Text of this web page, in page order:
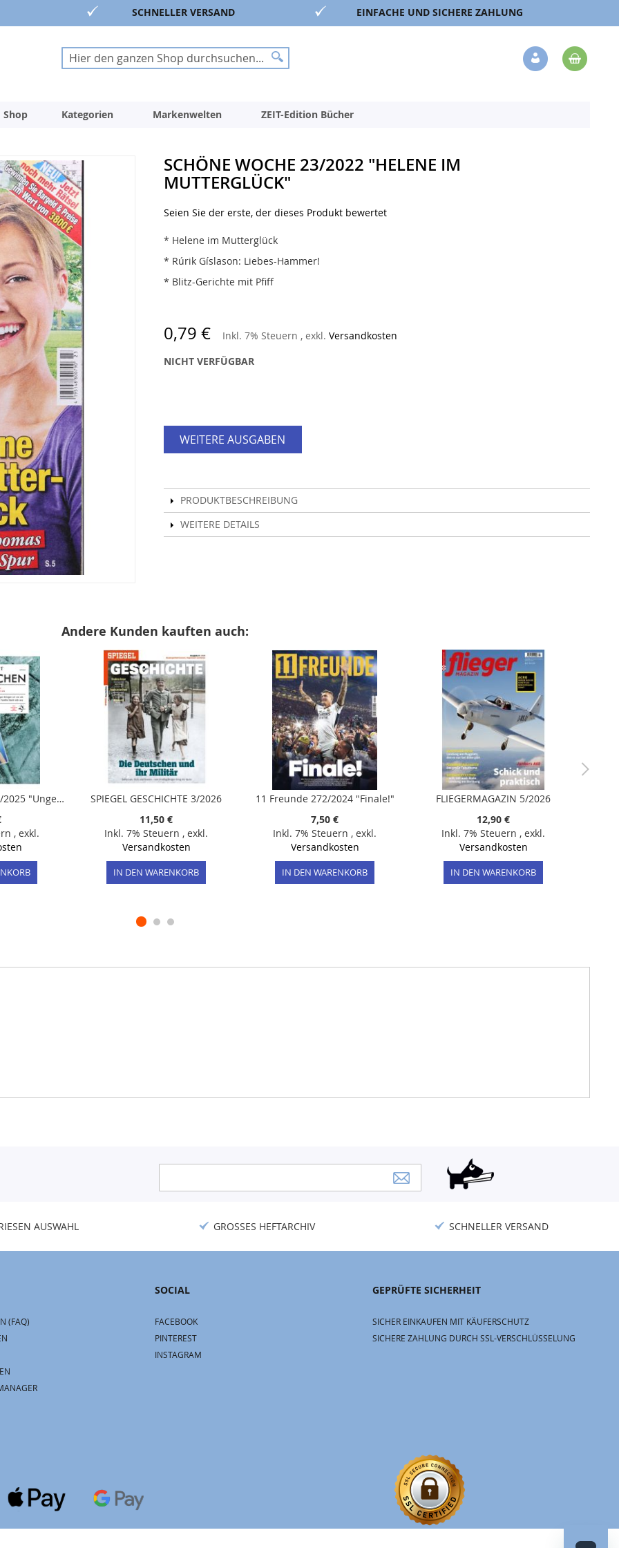
SCHNELLER VERSAND EINFACHE UND SICHERE ZAHLUNG
Suche
Suche
Veränderung
Shop Kategorien Markenwelten ZEIT-Edition Bücher
SCHÖNE WOCHE 23/2022 "HELENE IM
MUTTERGLÜCK"
Seien Sie der erste, der dieses Produkt bewertet
* Helene im Mutterglück
* Rúrik Gíslason: Liebes-Hammer!
* Blitz-Gerichte mit Pfiff
0,79 € Inkl. 7% Steuern , exkl. Versandkosten
NICHT VERFÜGBAR
WEITERE AUSGABEN
PRODUKTBESCHREIBUNG
WEITERE DETAILS
Andere Kunden kauften auch:
ZEIT Verbrechen 31/2025 "Ungelöschte Mordfälle: Die Täter sind noch unter uns"
, exkl.
SPIEGEL GESCHICHTE 3/2026
11,50 €
Inkl. 7% Steuern , exkl.
Versandkosten
IN DEN WARENKORB
11 Freunde 272/2024 "Finale!"
7,50 €
Inkl. 7% Steuern , exkl.
Versandkosten
IN DEN WARENKORB
FLIEGERMAGAZIN 5/2026
12,90 €
Inkl. 7% Steuern , exkl.
Versandkosten
IN DEN WARENKORB
Newsletter:
AUSWAHL GROSSES HEFTARCHIV SCHNELLER VERSAND
(FAQ)
SOCIAL
FACEBOOK
PINTEREST
INSTAGRAM
GEPRÜFTE SICHERHEIT
SICHER EINKAUFEN MIT KÄUFERSCHUTZ
SICHERE ZAHLUNG DURCH SSL-VERSCHLÜSSELUNG